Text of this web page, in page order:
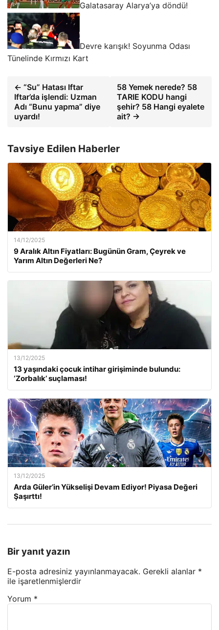
Galatasaray Alarya’ya döndü!
Devre karışık! Soyunma Odası
Tünelinde Kırmızı Kart
← “Su” Hatası Iftar
Iftar’da işlendi: Uzman
Adı “Bunu yapma” diye
uyardı!
58 Yemek nerede? 58
TARIE KODU hangi
şehir? 58 Hangi eyalete
ait? →
Tavsiye Edilen Haberler
14/12/2025
9 Aralık Altın Fiyatları: Bugünün Gram, Çeyrek ve
Yarım Altın Değerleri Ne?
13/12/2025
13 yaşındaki çocuk intihar girişiminde bulundu:
‘Zorbalık’ suçlaması!
13/12/2025
Arda Güler’in Yükselişi Devam Ediyor! Piyasa Değeri
Şaşırttı!
Bir yanıt yazın
E-posta adresiniz yayınlanmayacak. Gerekli alanlar *
ile işaretlenmişlerdir
Yorum *